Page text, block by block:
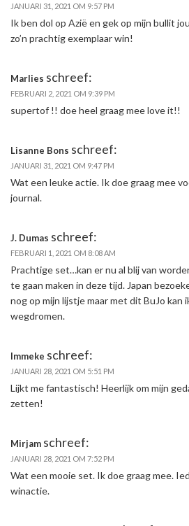
JANUARI 31, 2021 OM 9:57 PM
Ik ben dol op Azië en gek op mijn bullit
zo’n prachtig exemplaar win!
Marlies schreef:
FEBRUARI 2, 2021 OM 9:39 PM
supertof !! doe heel graag mee love it!!
Lisanne Bons schreef:
JANUARI 31, 2021 OM 9:47 PM
Wat een leuke actie. Ik doe graag mee
journal.
J. Dumas schreef:
FEBRUARI 1, 2021 OM 8:08 AM
Prachtige set…kan er nu al blij van
te gaan maken in deze tijd. Japan
nog op mijn lijstje maar met dit BuJo kan
wegdromen.
Immeke schreef:
JANUARI 28, 2021 OM 5:51 PM
Lijkt me fantastisch! Heerlijk om mijn
zetten!
Mirjam schreef:
JANUARI 28, 2021 OM 7:52 PM
Wat een mooie set. Ik doe graag mee.
winactie.